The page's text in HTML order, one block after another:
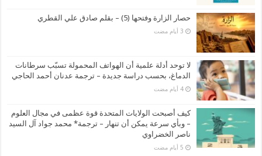
حصار الزارة وفتحها (5) – بقلم صادق علي القطري
لا توحد أدلة علمية أن الهواتف المحمولة تسبّب سرطانات
الدماغ، بحسب دراسة جديدة – ترجمة عدنان أحمد الحاجي
‏4 أيام مضت
كيف أصبحت الولايات المتحدة قوة عظمى في مجال العلوم
– وبأي سرعة يمكن أن تنهار – ترجمة* محمد جواد آل السيد
ناصر الخضراوي